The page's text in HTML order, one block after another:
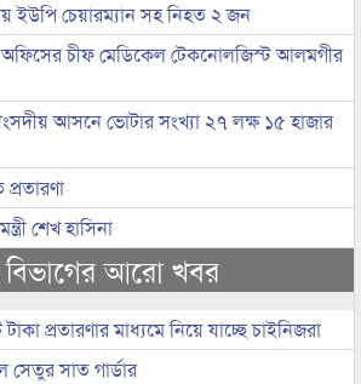
ইউপি চেয়ারম্যান সহ নিহত ২ জন
অফিসের চীফ মেডিকেল টেকনোলজিস্ট আলমগীর
আসনে ভোটার সংখ্যা ২৭ লক্ষ ১৫ হাজার
শেখ হাসিনা
আরো খবর
প্রতারণার মাধ্যমে নিয়ে যাচ্ছে চাইনিজরা
সাত গার্ডার